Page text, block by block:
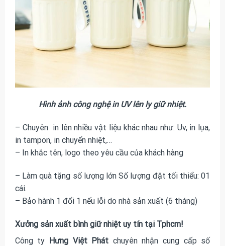
Hình ảnh công nghệ in UV lên ly giữ nhiệt.
– Chuyên in lên nhiều vật liệu khác nhau như: Uv, in lụa,
in tampon, in chuyển nhiệt,…
– In khắc tên, logo theo yêu cầu của khách hàng
– Làm quà tặng số lượng lớn Số lượng đặt tối thiểu: 01
cái.
– Bảo hành 1 đổi 1 nếu lỗi do nhà sản xuất (6 tháng)
Xưởng sản xuất bình giữ nhiệt uy tín tại Tphcm!
Công ty Hưng Việt Phát chuyên nhận cung cấp số